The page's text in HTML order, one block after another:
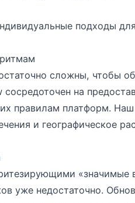
подходы
сложны, чтобы
на
правилам платформ.
и географическое
«значимые
уже недостаточно.